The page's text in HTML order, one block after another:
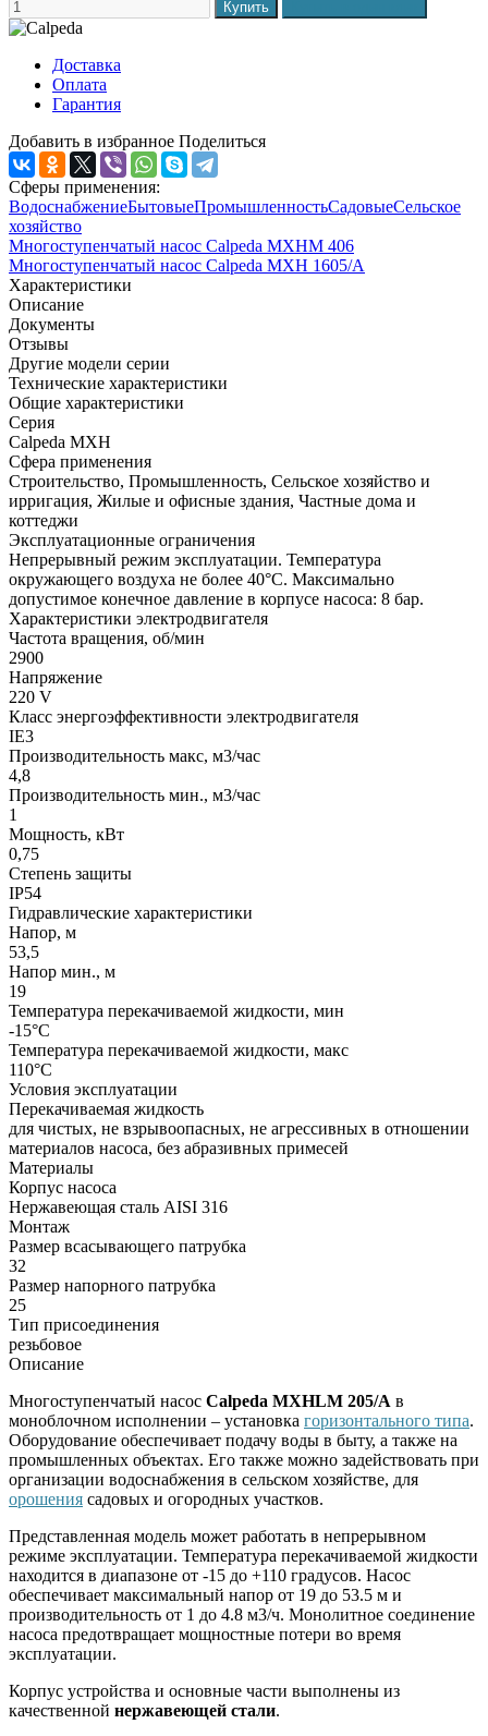
Доставка
Оплата
Гарантия
Добавить в избранное Поделиться
Сферы применения:
ВодоснабжениеБытовыеПромышленностьСадовыеСельское
хозяйство
Многоступенчатый насос Calpeda MXHM 406
Многоступенчатый насос Calpeda MXH 1605/A
Характеристики
Описание
Документы
Отзывы
Другие модели серии
Технические характеристики
Общие характеристики
Серия
Calpeda MXH
Сфера применения
Строительство, Промышленность, Сельское хозяйство и
ирригация, Жилые и офисные здания, Частные дома и
коттеджи
Эксплуатационные ограничения
Непрерывный режим эксплуатации. Температура
окружающего воздуха не более 40°C. Максимально
допустимое конечное давление в корпусе насоса: 8 бар.
Характеристики электродвигателя
Частота вращения, об/мин
2900
Напряжение
220 V
Класс энергоэффективности электродвигателя
IE3
Производительность макс, м3/час
4,8
Производительность мин., м3/час
1
Мощность, кВт
0,75
Степень защиты
IP54
Гидравлические характеристики
Напор, м
53,5
Напор мин., м
19
Температура перекачиваемой жидкости, мин
-15°C
Температура перекачиваемой жидкости, макс
110°C
Условия эксплуатации
Перекачиваемая жидкость
для чистых, не взрывоопасных, не агрессивных в отношении
материалов насоса, без абразивных примесей
Материалы
Корпус насоса
Нержавеющая сталь AISI 316
Монтаж
Размер всасывающего патрубка
32
Размер напорного патрубка
25
Тип присоединения
резьбовое
Описание
Многоступенчатый насос Calpeda MXHLM 205/A в
моноблочном исполнении – установка горизонтального типа.
Оборудование обеспечивает подачу воды в быту, а также на
промышленных объектах. Его также можно задействовать при
организации водоснабжения в сельском хозяйстве, для
орошения садовых и огородных участков.
Представленная модель может работать в непрерывном
режиме эксплуатации. Температура перекачиваемой жидкости
находится в диапазоне от -15 до +110 градусов. Насос
обеспечивает максимальный напор от 19 до 53.5 м и
производительность от 1 до 4.8 м3/ч. Монолитное соединение
насоса предотвращает мощностные потери во время
эксплуатации.
Корпус устройства и основные части выполнены из
качественной нержавеющей стали.